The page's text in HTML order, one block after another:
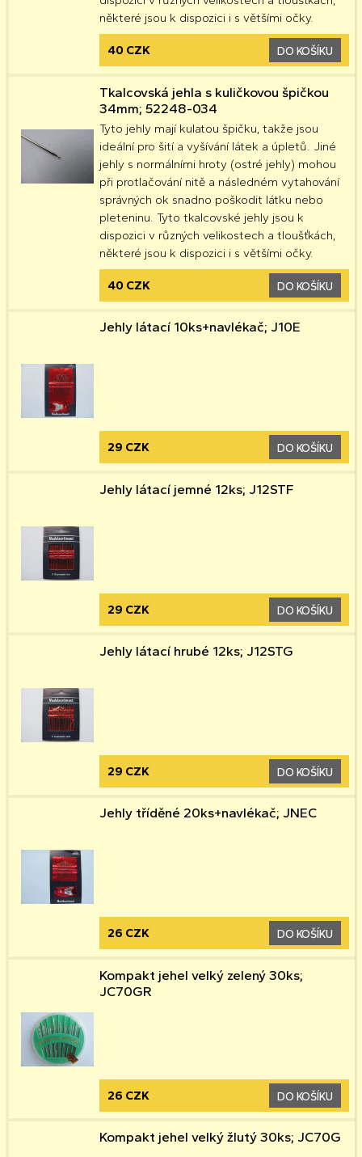
některé jsou k dispozici i s většími očky.
40 CZK DO KOŠÍKU
Tkalcovská jehla s kuličkovou špičkou
34mm; 52248-034
Tyto jehly mají kulatou špičku, takže jsou
ideální pro šití a vyšívání látek a úpletů. Jiné
jehly s normálními hroty (ostré jehly) mohou
při protlačování nitě a následném vytahování
správných ok snadno poškodit látku nebo
pleteninu. Tyto tkalcovské jehly jsou k
dispozici v různých velikostech a tloušťkách,
některé jsou k dispozici i s většími očky.
40 CZK DO KOŠÍKU
Jehly látací 10ks+navlékač; J10E
29 CZK DO KOŠÍKU
Jehly látací jemné 12ks; J12STF
29 CZK DO KOŠÍKU
Jehly látací hrubé 12ks; J12STG
29 CZK DO KOŠÍKU
Jehly tříděné 20ks+navlékač; JNEC
26 CZK DO KOŠÍKU
Kompakt jehel velký zelený 30ks;
JC70GR
26 CZK DO KOŠÍKU
Kompakt jehel velký žlutý 30ks; JC70G